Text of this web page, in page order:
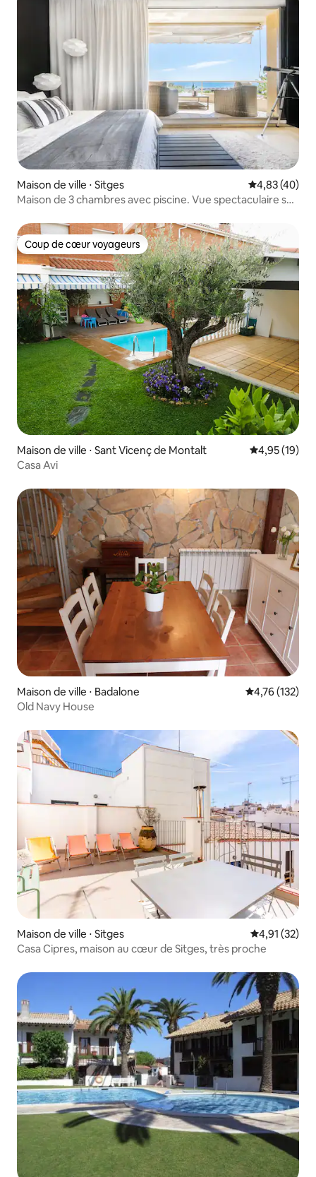
Maison de ville ⋅ Sitges Évaluation
4,83 (40)
Maison de 3 chambres avec piscine. Vue spectaculaire sur
Coup de cœur voyageurs
Coup de cœur voyageurs
Maison de ville ⋅ Sant Vicenç de Montalt Évaluation
4,95 (19)
Casa Avi
Maison de ville ⋅ Badalone Évaluation
4,76 (132)
Old Navy House
Maison de ville ⋅ Sitges Évaluation
4,91 (32)
Casa Cipres, maison au cœur de Sitges, très proche